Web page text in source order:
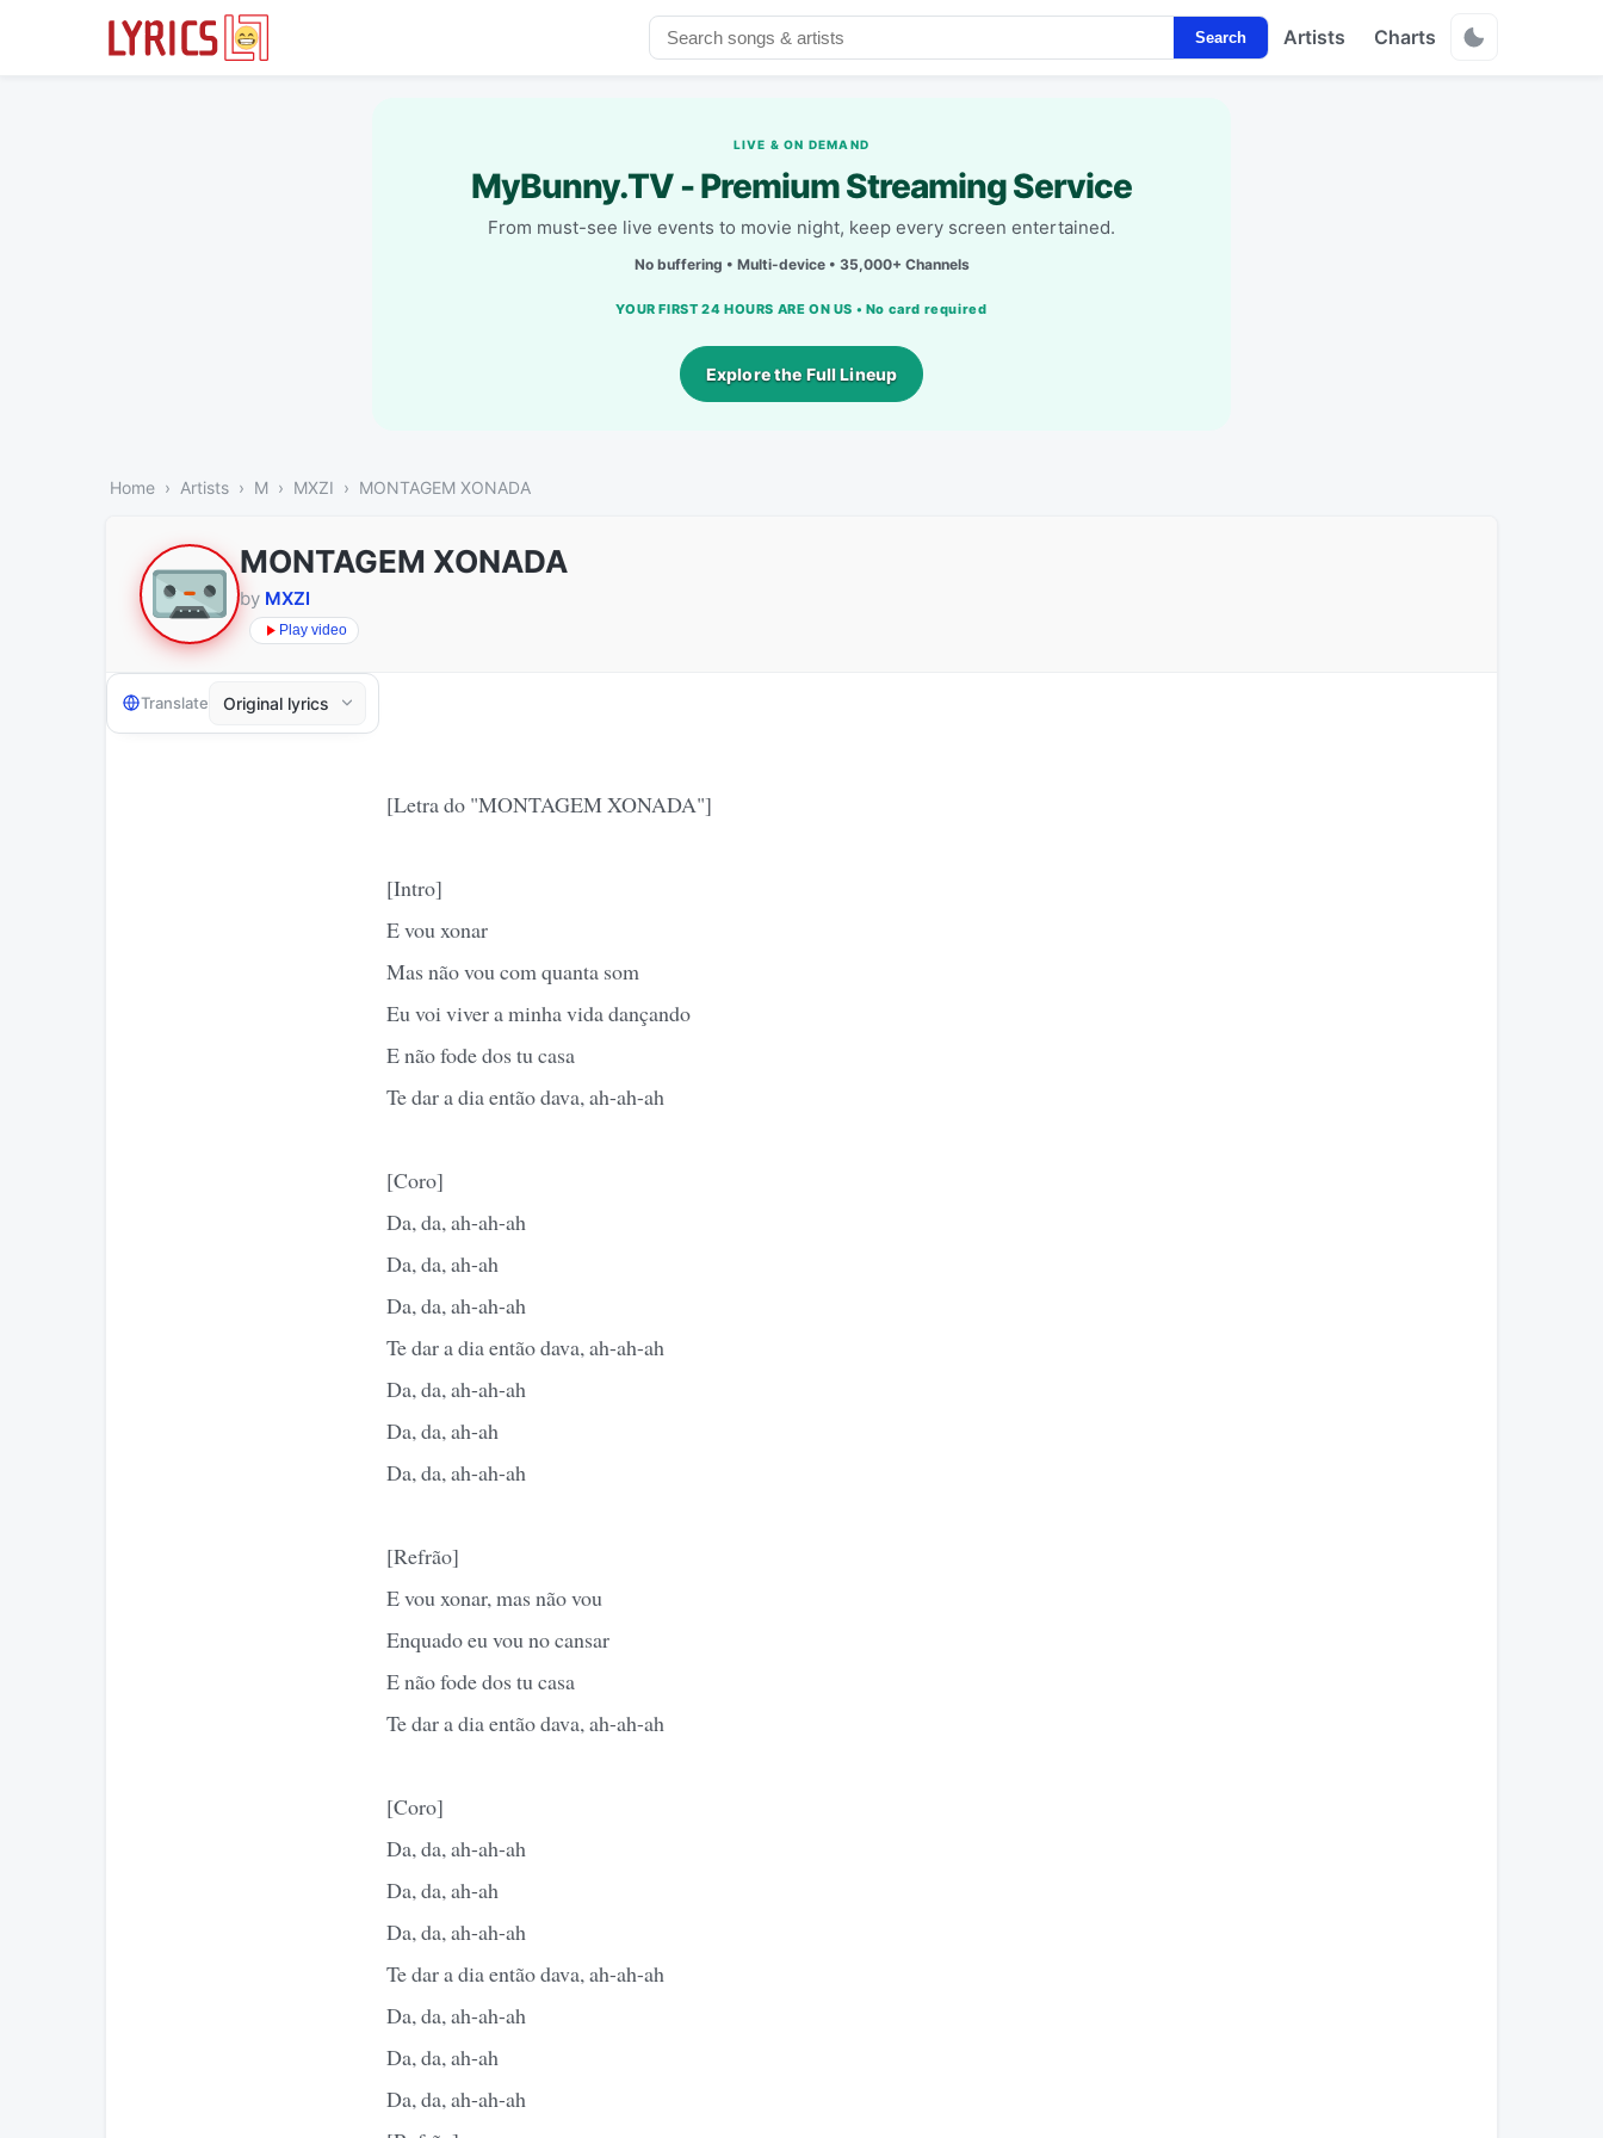
Search Artists Charts
LIVE & ON DEMAND
MyBunny.TV - Premium Streaming Service
From must-see live events to movie night, keep every screen entertained.
No buffering • Multi-device • 35,000+ Channels
YOUR FIRST 24 HOURS ARE ON US • No card required
Explore the Full Lineup
Home Artists M MXZI MONTAGEM XONADA
MONTAGEM XONADA
by MXZI
Play video
Translate
[Letra do "MONTAGEM XONADA"]
[Intro]
E vou xonar
Mas não vou com quanta som
Eu voi viver a minha vida dançando
E não fode dos tu casa
Te dar a dia então dava, ah-ah-ah
[Coro]
Da, da, ah-ah-ah
Da, da, ah-ah
Da, da, ah-ah-ah
Te dar a dia então dava, ah-ah-ah
Da, da, ah-ah-ah
Da, da, ah-ah
Da, da, ah-ah-ah
[Refrão]
E vou xonar, mas não vou
Enquado eu vou no cansar
E não fode dos tu casa
Te dar a dia então dava, ah-ah-ah
[Coro]
Da, da, ah-ah-ah
Da, da, ah-ah
Da, da, ah-ah-ah
Te dar a dia então dava, ah-ah-ah
Da, da, ah-ah-ah
Da, da, ah-ah
Da, da, ah-ah-ah